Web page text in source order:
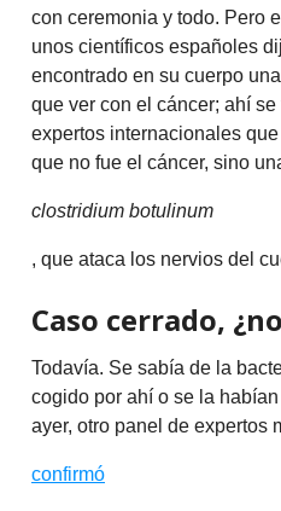
con ceremonia y todo. Pero
unos científicos españoles
encontrado en su cuerpo
que ver con el cáncer; ahí
expertos internacionales
que no fue el cáncer, sino
clostridium botulinum
, que ataca los nervios del
Caso cerrado,
Todavía. Se sabía de la
cogido por ahí o se la
ayer, otro panel de expertos
confirmó